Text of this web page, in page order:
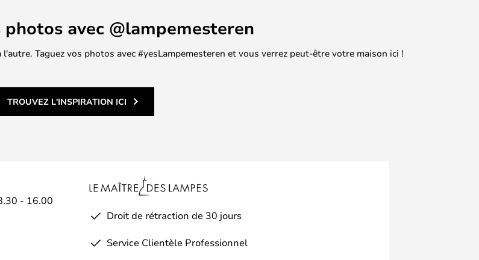
avec @lampemesteren
Taguez vos photos avec #yesLampemesteren et vous verrez peut-être votre maison ici !
TROUVEZ L'INSPIRATION ICI
- 16.00
Droit de rétraction de 30 jours
Service Clientèle Professionnel